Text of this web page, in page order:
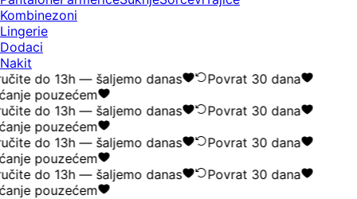
Kombinezoni
Lingerie
Dodaci
Nakit
do 13h — šaljemo danas
Povrat 30 dana
pouzećem
do 13h — šaljemo danas
Povrat 30 dana
pouzećem
do 13h — šaljemo danas
Povrat 30 dana
pouzećem
do 13h — šaljemo danas
Povrat 30 dana
pouzećem